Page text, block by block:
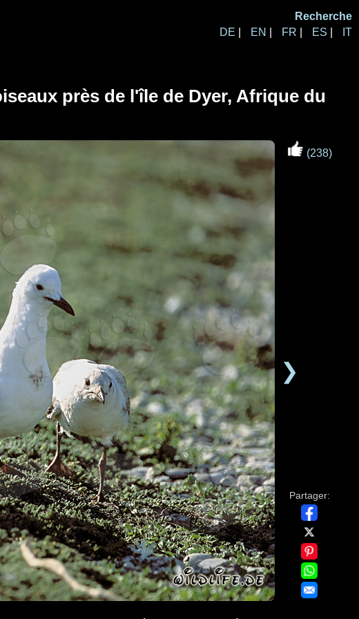
Recherche
DE
EN FR ES IT
près de l'île de Dyer, Afrique du
❯
(238)
Partager: